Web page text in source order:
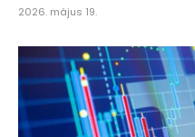
2026. május 19.